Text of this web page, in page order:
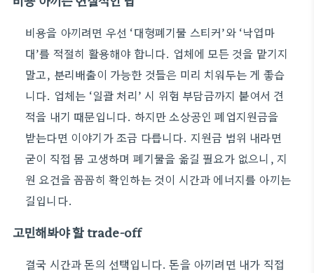
비용을 아끼려면 우선 ‘대형폐기물 스티커’와 ‘낙엽마
대’를 적절히 활용해야 합니다. 업체에 모든 것을 맡기지
말고, 분리배출이 가능한 것들은 미리 치워두는 게 좋습
니다. 업체는 ‘일괄 처리’ 시 위험 부담금까지 붙여서 견
적을 내기 때문입니다. 하지만 소상공인 폐업지원금을
받는다면 이야기가 조금 다릅니다. 지원금 범위 내라면
굳이 직접 몸 고생하며 폐기물을 옮길 필요가 없으니, 지
원 요건을 꼼꼼히 확인하는 것이 시간과 에너지를 아끼는
길입니다.
고민해봐야 할 trade-off
결국 시간과 돈의 선택입니다. 돈을 아끼려면 내가 직접